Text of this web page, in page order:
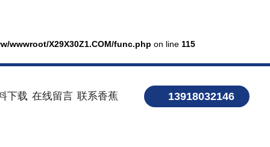
wwwroot/X29X30Z1.COM/func.php on line 115
13918032146
下载 在线留言 联系香蕉